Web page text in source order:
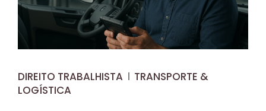
DIREITO TRABALHISTA
TRANSPORTE &
LOGÍSTICA